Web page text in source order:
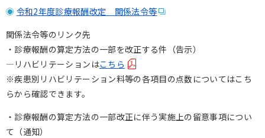
令和2年度診療報酬改定 関係法令等
関係法令等のリンク先
・診療報酬の算定方法の一部を改正する件（告示）
―リハビリテーションはこちら
※疾患別リハビリテーション料等の各項目の点数についてはこち
らから確認できます。
・診療報酬の算定方法の一部改正に伴う実施上の留意事項につい
て（通知）